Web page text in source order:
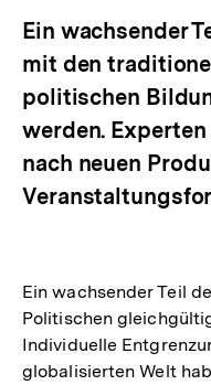
Ein wachsender
mit den
politischen
werden.
nach neuen
Ein wachsender Teil
Politischen
Individuelle
globalisierten Welt